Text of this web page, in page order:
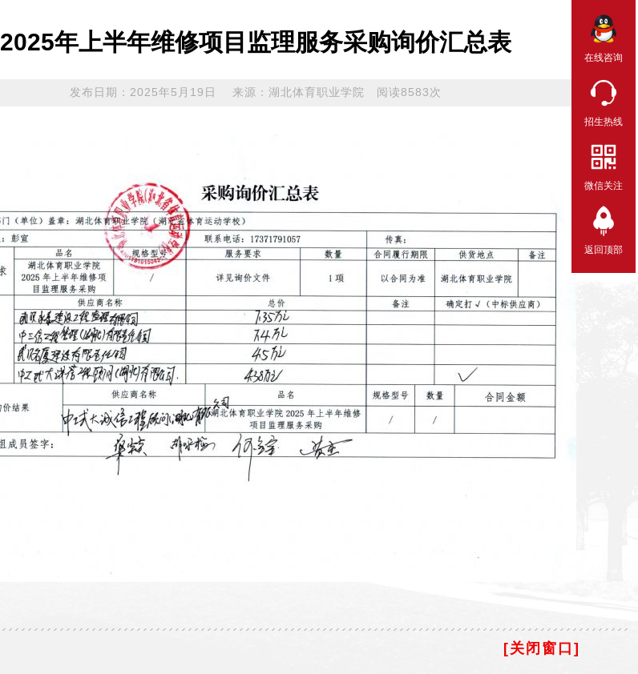
2025年上半年维修项目监理服务采购询价汇总表
发布日期：2025年5月19日 来源：湖北体育职业学院 阅读8583次
[关闭窗口]
在线咨询
招生热线
微信关注
返回顶部